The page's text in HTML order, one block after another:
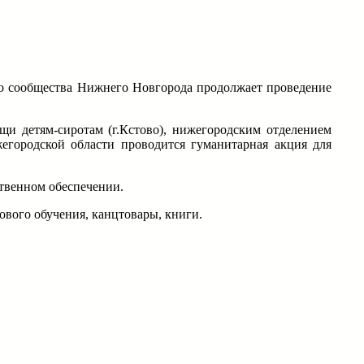
Нижнего Новгорода продолжает проведение
детям-сиротам (г.Кстово), нижегородским отделением
области проводится гуманитарная акция для
обеспечении.
обучения, канцтовары, книги.